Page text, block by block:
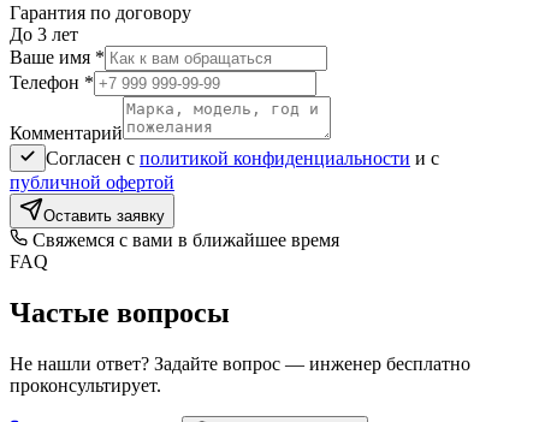
Гарантия по договору
До 3 лет
Ваше имя *
Телефон *
Комментарий
Согласен с политикой конфиденциальности и с
публичной офертой
Оставить заявку
Свяжемся с вами в ближайшее время
FAQ
Частые вопросы
Не нашли ответ? Задайте вопрос — инженер бесплатно
проконсультирует.